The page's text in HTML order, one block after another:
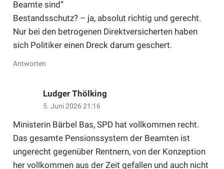
Beamte sind“
Bestandsschutz? – ja, absolut richtig und gerecht.
Nur bei den betrogenen Direktversicherten haben
sich Politiker einen Dreck darum geschert.
Antworten
Ludger Thölking
5. Juni 2026 21:16
Ministerin Bärbel Bas, SPD hat vollkommen recht.
Das gesamte Pensionssystem der Beamten ist
ungerecht gegenüber Rentnern, von der Konzeption
her vollkommen aus der Zeit gefallen und auch nicht